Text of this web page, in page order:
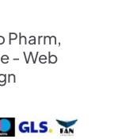
Pharm,
- Web